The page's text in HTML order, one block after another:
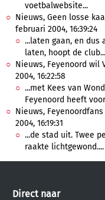
voetbalwebsite...
Nieuws, Geen losse
februari 2004, 16:39:24
...laten gaan, en dus
laten, hoopt de club...
Nieuws, Feyenoord wil
2004, 16:22:58
...met Kees van
Feyenoord heeft
Nieuws,
2004, 16:19:31
...de stad uit. Twee
raakte lichtgewond....
Direct naar